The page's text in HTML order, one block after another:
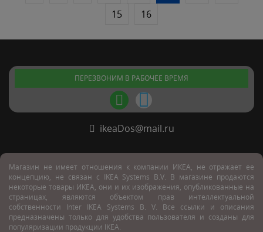
15
16
ПЕРЕЗВОНИМ В РАБОЧЕЕ ВРЕМЯ
ikeaDos@mail.ru
Магазин не имеет отношения к компании ИКЕА, не отражает ее
концепцию, не связан с IKEA Systems B.V. В магазине продаются
некоторые товары ИКЕА, они и их изображения, опубликованные на
страницах, являются объектом прав интеллектуальной
собственности Inter IKEA Systems B. V. Все ссылки и описания
предназначены только для удобства пользователя и созданы для
популяризации продукции IKEA.